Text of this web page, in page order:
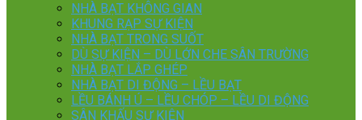
NHÀ BẠT KHÔNG GIAN
KHUNG RẠP SỰ KIỆN
NHÀ BẠT TRONG SUỐT
DÙ SỰ KIỆN – DÙ LỚN CHE SÂN TRƯỜNG
NHÀ BẠT LẮP GHÉP
NHÀ BẠT DI ĐỘNG – LỀU BẠT
LỀU BÁNH Ú – LỀU CHÓP – LỀU DI ĐỘNG
SÂN KHẤU SỰ KIỆN